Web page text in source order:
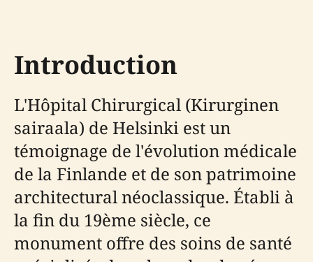
Introduction
L'Hôpital Chirurgical (Kirurginen
sairaala) de Helsinki est un
témoignage de l'évolution médicale
de la Finlande et de son patrimoine
architectural néoclassique. Établi à
la fin du 19ème siècle, ce
monument offre des soins de santé